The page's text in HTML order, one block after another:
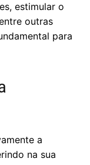
estimular o
outras
para
a
na sua